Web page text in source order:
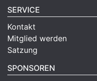
SERVICE
Kontakt
Mitglied werden
Satzung
SPONSOREN